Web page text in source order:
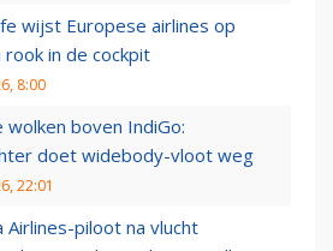
wijst Europese airlines op
rook in de cockpit
8:00
wolken boven IndiGo:
doet widebody-vloot weg
22:01
Airlines-piloot na vlucht